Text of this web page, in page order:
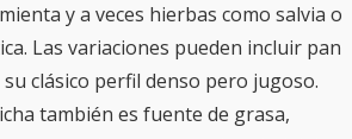
y a veces hierbas como salvia o
Las variaciones pueden incluir pan
clásico perfil denso pero jugoso.
también es fuente de grasa,